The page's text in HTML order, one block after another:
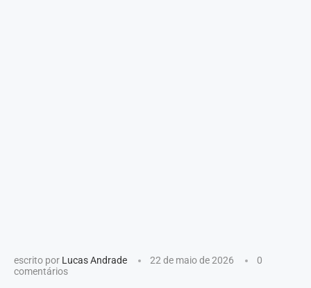
escrito por Lucas Andrade 22 de maio de 2026
0
comentários